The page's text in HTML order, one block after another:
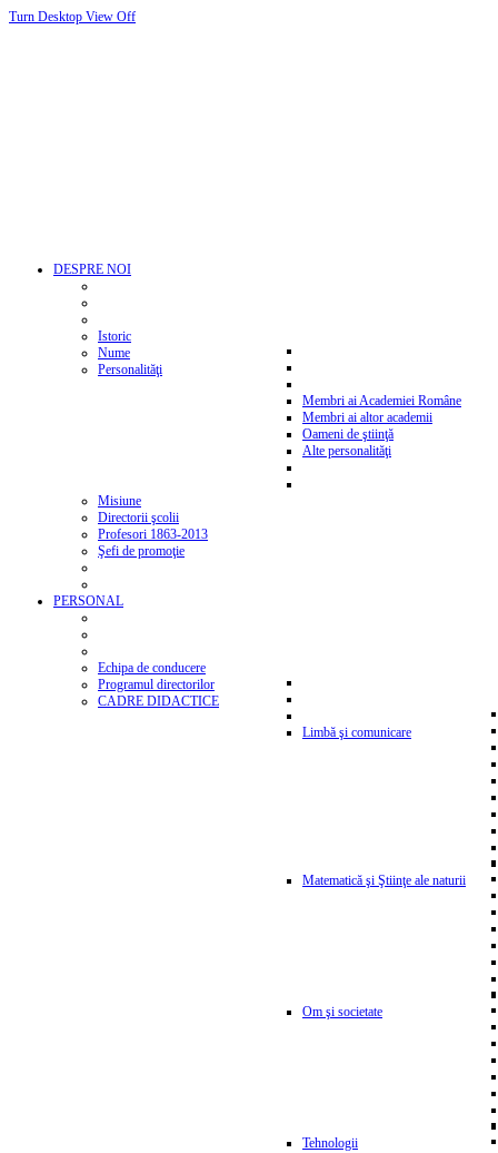
Turn Desktop View Off
DESPRE NOI
Istoric
Nume
Personalităţi
Membri ai Academiei Române
Membri ai altor academii
Oameni de ştiinţă
Alte personalităţi
Misiune
Directorii şcolii
Profesori 1863-2013
Şefi de promoţie
PERSONAL
Echipa de conducere
Programul directorilor
CADRE DIDACTICE
Limbă şi comunicare
Matematică şi Ştiinţe ale naturii
Om şi societate
Tehnologii